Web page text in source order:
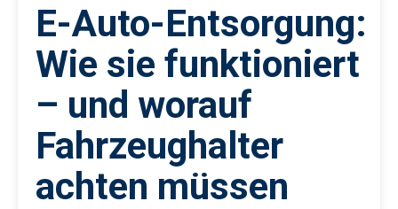
E-Auto-Entsorgung:
Wie sie funktioniert
– und worauf
Fahrzeughalter
achten müssen